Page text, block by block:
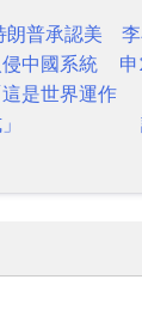
朗普承認美
中國系統
是世界運作